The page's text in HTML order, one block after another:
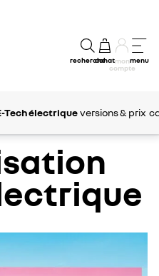
rechercheachatmon
compte
menu
Tech électriqueversions & prix